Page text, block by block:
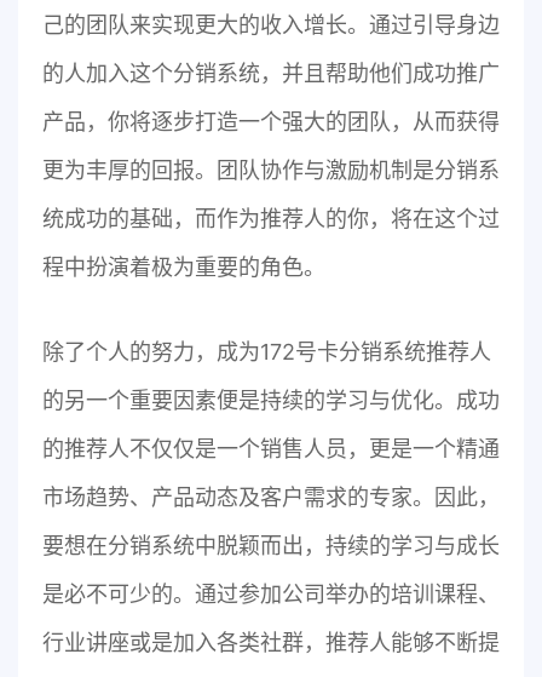
己的团队来实现更大的收入增长。通过引导身边
的人加入这个分销系统，并且帮助他们成功推广
产品，你将逐步打造一个强大的团队，从而获得
更为丰厚的回报。团队协作与激励机制是分销系
统成功的基础，而作为推荐人的你，将在这个过
程中扮演着极为重要的角色。
除了个人的努力，成为172号卡分销系统推荐人
的另一个重要因素便是持续的学习与优化。成功
的推荐人不仅仅是一个销售人员，更是一个精通
市场趋势、产品动态及客户需求的专家。因此，
要想在分销系统中脱颖而出，持续的学习与成长
是必不可少的。通过参加公司举办的培训课程、
行业讲座或是加入各类社群，推荐人能够不断提